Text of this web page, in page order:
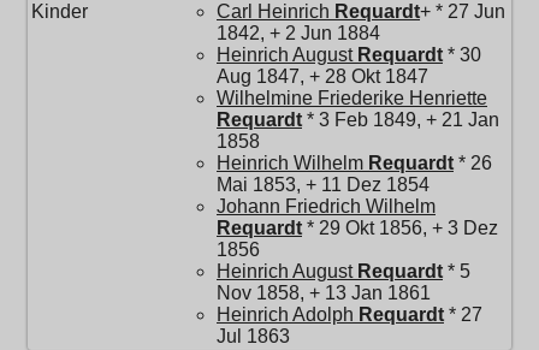
Kinder
Carl Heinrich Requardt+ * 27 Jun
1842, + 2 Jun 1884
Heinrich August Requardt * 30
Aug 1847, + 28 Okt 1847
Wilhelmine Friederike Henriette
Requardt * 3 Feb 1849, + 21 Jan
1858
Heinrich Wilhelm Requardt * 26
Mai 1853, + 11 Dez 1854
Johann Friedrich Wilhelm
Requardt * 29 Okt 1856, + 3 Dez
1856
Heinrich August Requardt * 5
Nov 1858, + 13 Jan 1861
Heinrich Adolph Requardt * 27
Jul 1863